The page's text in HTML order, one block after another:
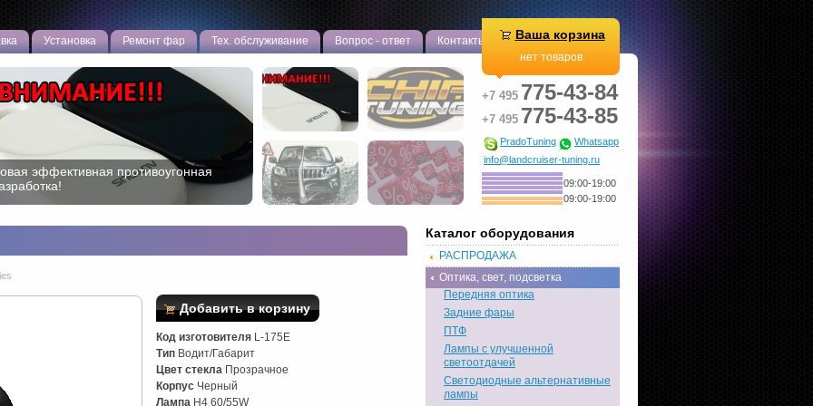
Установка Ремонт фар Тех. обслуживание Вопрос - ответ Контакты
эффективная противоугонная
тюнинг двигателя TOYOTA и LEXUS
Ваша корзина
нет товаров
+7 495 775-43-84
+7 495 775-43-85
PradoTuning
Whatsapp
info@landcruiser-tuning.ru
09:00-19:00
09:00-19:00
Добавить в корзину
Код изготовителя L-175E
Тип Водит/Габарит
Цвет стекла Прозрачное
Корпус Черный
Лампа H4 60/55W
Каталог оборудования
РАСПРОДАЖА
Оптика, свет, подсветка
Передняя оптика
Задние фары
ПТФ
Лампы с улучшенной
светоотдачей
Светодиодные альтернативные
лампы